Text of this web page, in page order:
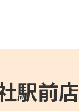
駅前店